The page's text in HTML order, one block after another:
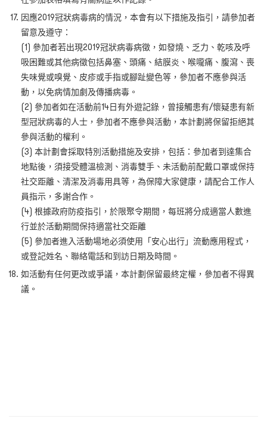
因應2019冠狀病毒病的情況，本會有以下措施及指引，請參加者
留意及遵守：
(1) 參加者若出現2019冠狀病毒病徵，如發燒、乏力、乾咳及呼
吸困難或其他病徵包括鼻塞、頭痛、結膜炎、喉嚨痛、腹瀉、喪
失味覺或嗅覺、皮疹或手指或腳趾變色等，參加者不應參與活
動，以免病情加劇及傳播病毒。
(2) 參加者如在活動前14日有外遊記錄，曾接觸患有/懷疑患有新
型冠狀病毒的人士，參加者不應參與活動，本計劃將保留拒絕其
參與活動的權利。
(3) 本計劃會採取特別活動措施及安排，包括：參加者到達集合
地點後，須接受體溫檢測、消毒雙手、未活動前配戴口罩或保持
社交距離、清潔及消毒用具等，為保障大家健康，請配合工作人
員指示，多謝合作。
(4) 根據政府防疫指引，於限聚令期間，每班將分成適當人數進
行並於活動期間保持適當社交距離
(5) 參加者進入活動場地必須使用「安心出行」流動應用程式，
或登記姓名、聯絡電話和到訪日期及時間。
如活動有任何更改或爭議，本計劃保留最終定權，參加者不得異
議。